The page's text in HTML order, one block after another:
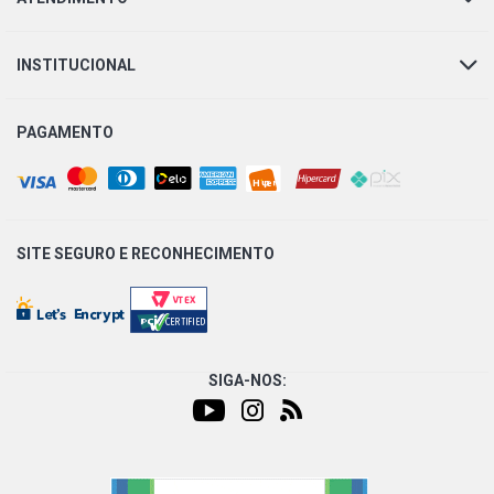
CLIO RL SEDAN 1.0 16V GASOLINA (2002 - 2006)
CLIO RN SEDAN 1.0 16V GASOLINA (2000 - 2006)
CLIO RT SEDAN 1.0 16V GASOLINA (2000 - 2006)
FIESTA HATCH SUPERCHARGER HATCH 1.0 8V ZETEC
KA IMAGE HATCH 1.0 8V ENDURA GASOLINA (1996 -
FIESTA HATCH CLASS HATCH 1.0 8V ZETEC ROCAM
FIESTA HATCH STD HATCH 1.0 8V ZETEC ROCAM FLEX
INSTITUCIONAL
PAGAMENTO
SITE SEGURO E RECONHECIMENTO
SIGA-NOS: